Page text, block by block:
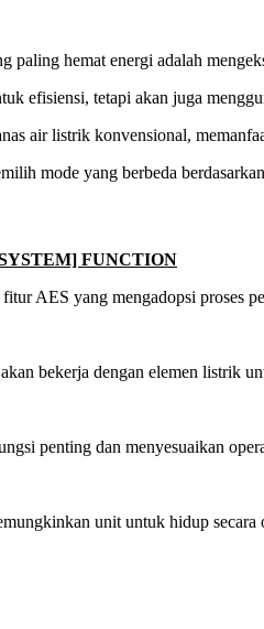
paling hemat energi adalah
efisiensi, tetapi akan juga
air listrik konvensional,
mode yang berbeda
FUNCTION
AES yang mengadopsi proses
bekerja dengan elemen listrik
penting dan menyesuaikan
unit untuk hidup secara